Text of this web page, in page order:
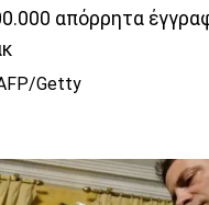
απόρρητα
Getty